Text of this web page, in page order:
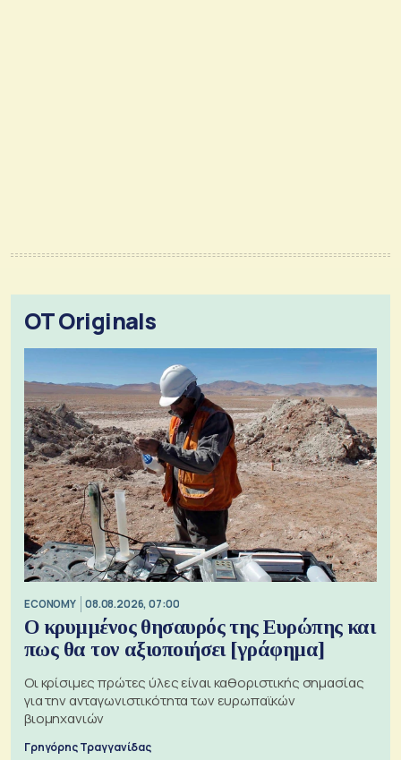
OT Originals
ECONOMY 08.08.2026, 07:00
Ο κρυμμένος θησαυρός της Ευρώπης και
πως θα τον αξιοποιήσει [γράφημα]
Οι κρίσιμες πρώτες ύλες είναι καθοριστικής σημασίας
για την ανταγωνιστικότητα των ευρωπαϊκών
βιομηχανιών
Γρηγόρης Τραγγανίδας